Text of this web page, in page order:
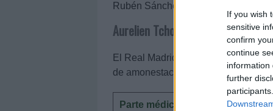
If you wish
sensitive
confirm
continue
information
further
Rubén Sánchez será el encargado
Aurelien Tchouameni (Real Madrid)
El Real Madrid jugará en Villarreal
de amonestaciones. Eduardo
Parte médico: los lesionados de